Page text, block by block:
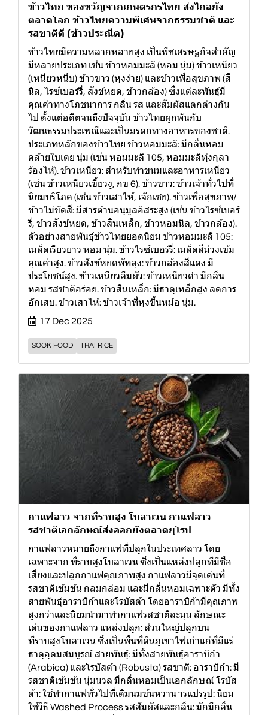
ข้าวไทย ของขวัญจากเกษตรกรไทย ส่งไกลยัง
ตลาดโลก ข้าวไทยความพิเศษจากธรรมชาติ และ
รสชาติดี (ข้าวประณีต)
ข้าวไทยมีความหลากหลายสูง เป็นพืชเศรษฐกิจสำคัญ
มีหลายประเภท เช่น ข้าวหอมมะลิ (หอม นุ่ม) ข้าวเหนียว
(เหนียวหนึบ) ข้าวขาว (หุงง่าย) และข้าวเพื่อสุขภาพ (สี
นิล, ไรซ์เบอร์รี่, สังข์หยด, ข้าวกล้อง) ซึ่งแต่ละพันธุ์มี
คุณค่าทางโภชนาการ กลิ่น รส และสัมผัสแตกต่างกัน
ไป ตั้งแต่อดีตจนถึงปัจจุบัน ข้าวไทยผูกพันกับ
วัฒนธรรมประเพณีและเป็นมรดกทางอาหารของชาติ.
ประเภทหลักของข้าวไทย ข้าวหอมมะลิ: มีกลิ่นหอม
คล้ายใบเตย นุ่ม (เช่น หอมมะลิ 105, หอมมะลิทุ่งกุลา
ร้องไห้). ข้าวเหนียว: สำหรับทำขนมและอาหารเหนียว
(เช่น ข้าวเหนียวเขี้ยวงู, กข 6). ข้าวขาว: ข้าวเจ้าทั่วไปที่
นิยมบริโภค (เช่น ข้าวเสาไห้, เจ๊กเชย). ข้าวเพื่อสุขภาพ/
ข้าวไม่ขัดสี: มีสารต้านอนุมูลอิสระสูง (เช่น ข้าวไรซ์เบอร์
รี่, ข้าวสังข์หยด, ข้าวสินเหล็ก, ข้าวหอมนิล, ข้าวกล้อง).
ตัวอย่างสายพันธุ์ข้าวไทยยอดนิยม ข้าวหอมมะลิ 105:
เมล็ดเรียวยาว หอม นุ่ม. ข้าวไรซ์เบอร์รี่: เมล็ดสีม่วงเข้ม
คุณค่าสูง. ข้าวสังข์หยดพัทลุง: ข้าวกล้องสีแดง มี
ประโยชน์สูง. ข้าวเหนียวลืมผัว: ข้าวเหนียวดำ มีกลิ่น
หอม รสชาติอร่อย. ข้าวสินเหล็ก: มีธาตุเหล็กสูง ลดการ
อักเสบ. ข้าวเสาไห้: ข้าวเจ้าที่หุงขึ้นหม้อ นุ่ม.
17 Dec 2025
SOOK FOOD THAI RICE
กาแฟลาว จากที่ราบสูง โบลาเวน กาแฟลาว
รสชาติเอกลักษณ์ส่งออกยังตลาดยุโรป
กาแฟลาวหมายถึงกาแฟที่ปลูกในประเทศลาว โดย
เฉพาะจาก ที่ราบสูงโบลาเวน ซึ่งเป็นแหล่งปลูกที่มีชื่อ
เสียงและปลูกกาแฟคุณภาพสูง กาแฟลาวมีจุดเด่นที่
รสชาติเข้มข้น กลมกล่อม และมีกลิ่นหอมเฉพาะตัว มีทั้ง
สายพันธุ์อาราบิก้าและโรบัสต้า โดยอาราบิก้ามีคุณภาพ
สูงกว่าและนิยมนำมาทำกาแฟรสชาติละมุน ลักษณะ
เด่นของกาแฟลาว แหล่งปลูก: ส่วนใหญ่ปลูกบน
ที่ราบสูงโบลาเวน ซึ่งเป็นพื้นที่ดินภูเขาไฟเก่าแก่ที่มีแร่
ธาตุอุดมสมบูรณ์ สายพันธุ์: มีทั้งสายพันธุ์อาราบิก้า
(Arabica) และโรบัสต้า (Robusta) รสชาติ: อาราบิก้า: มี
รสชาติเข้มข้น นุ่มนวล มีกลิ่นหอมเป็นเอกลักษณ์ โรบัส
ต้า: ใช้ทำกาแฟทั่วไปที่เติมนมข้นหวาน ารแปรรูป: นิยม
ใช้วิธี Washed Process รสสัมผัสและกลิ่น: มักมีกลิ่น